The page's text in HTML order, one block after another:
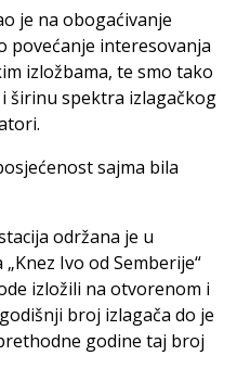
je na obogaćivanje
povećanje interesovanja
izložbama, te smo tako
širinu spektra izlagačkog
sajma bila
održana je u
Ivo od Semberije“
izložili na otvorenom i
broj izlagača do je
godine taj broj